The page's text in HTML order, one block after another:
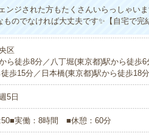
ンジされた方もたくさんいらっしゃい
ものでなければ大丈夫です✨【自宅で
区
ら徒歩8分／八丁堀(東京都)駅から徒歩
歩15分／日本橋(東京都)駅から徒歩18分
5日
実働：8時間 ■休憩：60分